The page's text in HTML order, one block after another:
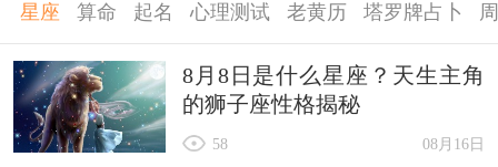
星座 算命 起名 心理测试 老黄历 塔罗牌占卜
8月8日是什么星座？天生主角
的狮子座性格揭秘
08月16日
58